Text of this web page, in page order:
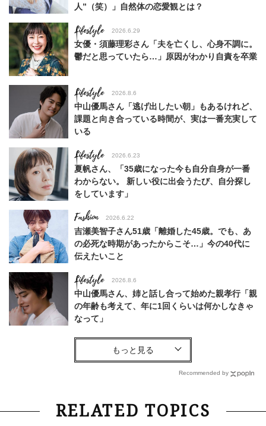
人”（笑）」自然体の恋愛観とは？
Lifestyle 2026.6.29
女優・須藤理彩さん「夫を亡くし、心身不調に。
鬱だと思っていたら…」原因がわかり自責を卒業
Lifestyle 2026.8.6
中山優馬さん「逃げ出したい朝」もあるけれど、
課題と向き合っている時間が、実は一番充実して
いる
Lifestyle 2026.6.23
夏帆さん、「35歳になった今も自分自身が一番
わからない。 新しい役に出会うたび、自分探し
をしています」
Fashion 2026.6.22
吉瀬美智子さん51歳「離婚した45歳。でも、あ
の必死な時期があったからこそ…」今の40代に
伝えたいこと
Lifestyle 2026.8.6
中山優馬さん、姉と話し合って始めた親孝行「親
の年齢も考えて、年に1回くらいは何かしなきゃ
なって」
Lifestyle
「お若いですね」は褒め言葉？“若い＝美しい”と
錯覚させる社会の危うさ【上野千鶴子のジェンダ
Lifestyle 2026.8.6
26年夏の【開運アクション】は”ひと拭き”習
Recommended by
RELATED TOPICS